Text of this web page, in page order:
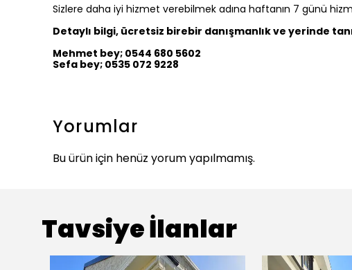
Sizlere daha iyi hizmet verebilmek adına haftanın 7 günü
Detaylı bilgi, ücretsiz birebir danışmanlık ve yerinde
Mehmet bey; 0544 680 5602
Sefa bey; 0535 072 9228
Yorumlar
Bu ürün için henüz yorum yapılmamış.
Tavsiye İlanlar